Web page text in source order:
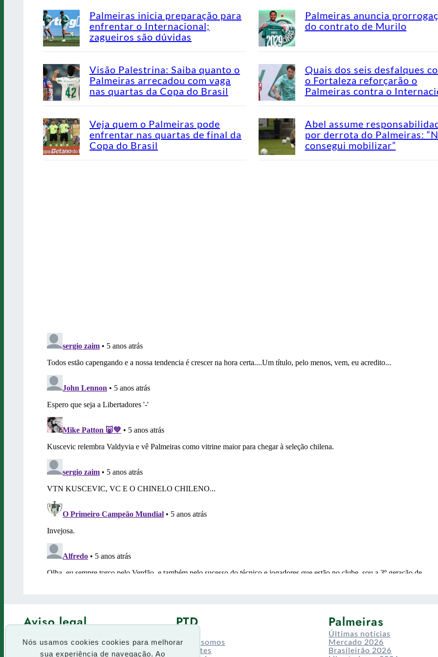
Nós usamos cookies cookies para melhorar
sua experiência de navegação. Ao
Palmeiras inicia preparação para
enfrentar o Internacional;
zagueiros são dúvidas
Palmeiras anuncia
do contrato de Murilo
Visão Palestrina: Saiba quanto o
Palmeiras arrecadou com vaga
nas quartas da Copa do Brasil
Quais dos seis desfalques
o Fortaleza reforçarão o
Palmeiras contra o
Veja quem o Palmeiras pode
enfrentar nas quartas de final da
Copa do Brasil
Abel assume
por derrota do Palmeiras:
consegui mobilizar”
Aviso legal
Termos de uso
PTD
Quem somos
Enquetes
Palmeiras
Últimas notícias
Mercado 2026
Brasileirão 2026